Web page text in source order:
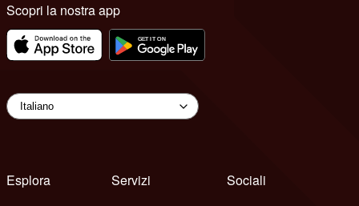
Scopri la nostra app
Esplora
Servizi
Sociali